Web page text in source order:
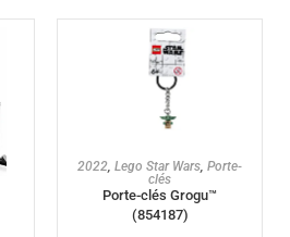
AJOUTER AU PANIER
2022 Lego Star Wars Porte-
clés
Porte-clés Grogu™
(854187)